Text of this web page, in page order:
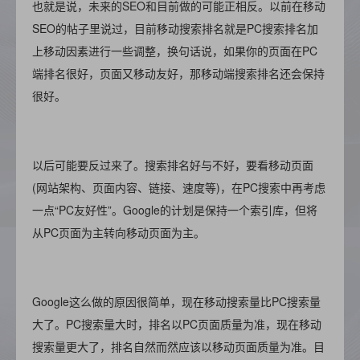
也就是说，未来的SEO和目前做的可能正相反。以前在移动
SEO的帖子里说过，目前移动搜索排名就是PC搜索排名加
上移动因素进行一些调整，换句话说，如果你的页面在PC
端排名很好，页面又移动友好，那移动端搜索排名还会保持
很好。
以后可能要反过来了。搜索排名好与不好，要看移动页面
(网站架构、页面内容、链接、速度等)，在PC搜索中再考虑
一点“PC友好性”。Google的计划是保持一个索引库，但将
从PC页面为主转向移动页面为主。
Google这么做的原因很简单，现在移动搜索量比PC搜索量
大了。PC搜索量大时，排名以PC页面质量为准，现在移动
搜索量更大了，排名自然而然应该以移动页面质量为准。目